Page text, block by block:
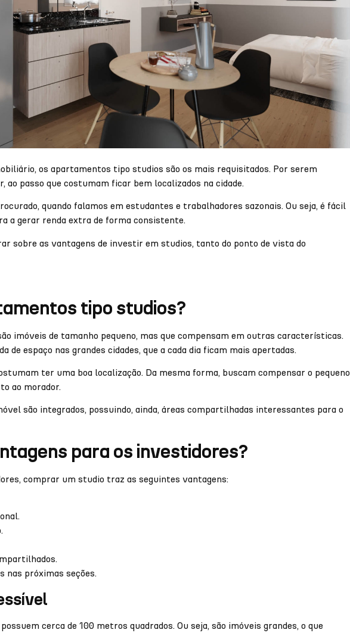
os apartamentos tipo studios são os mais requisitados. Por serem
ao passo que costumam ficar bem localizados na cidade.
quando falamos em estudantes e trabalhadores sazonais. Ou seja, é fácil
a gerar renda extra de forma consistente.
sobre as vantagens de investir em studios, tanto do ponto de vista do
tipo studios?
imóveis de tamanho pequeno, mas que compensam em outras características.
de espaço nas grandes cidades, que a cada dia ficam mais apertadas.
ter uma boa localização. Da mesma forma, buscam compensar o pequeno
ao morador.
são integrados, possuindo, ainda, áreas compartilhadas interessantes para o
para os investidores?
comprar um studio traz as seguintes vantagens:
nas próximas seções.
cerca de 100 metros quadrados. Ou seja, são imóveis grandes, o que